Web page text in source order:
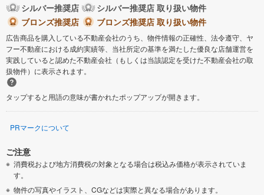
シルバー推奨店
シルバー推奨店 取り扱い物件
ブロンズ推奨店
ブロンズ推奨店 取り扱い物件
広告商品を購入している不動産会社のうち、物件情報の正確性、法令遵守、ヤ
フー不動産における成約実績等、当社所定の基準を満たした優良な店舗運営を
実践していると認めた不動産会社（もしくは当該認定を受けた不動産会社の取
扱物件）に表示されます。
タップすると用語の意味が書かれたポップアップが開きます。
PRマークについて
ご注意
消費税および地方消費税の対象となる場合は税込み価格が表示されていま
す。
物件の写真やイラスト、CGなどは実際と異なる場合があります。